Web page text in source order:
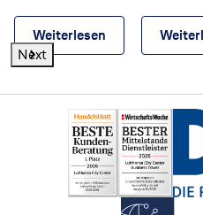
Weiterlesen
Next